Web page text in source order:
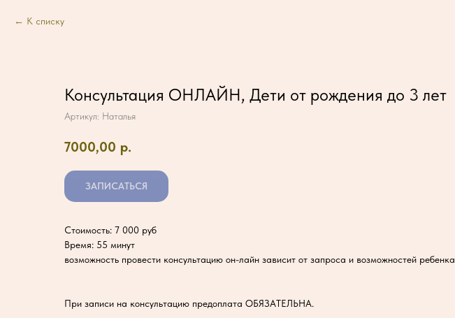
К списку
Консультация ОНЛАЙН, Дети от рождения до 3 лет
Артикул: Наталья
7000,00 р.
ЗАПИСАТЬСЯ
Стоимость: 7 000 руб
Время: 55 минут
возможность провести консультацию он-лайн зависит от запроса и возможностей ребенка
При записи на консультацию предоплата ОБЯЗАТЕЛЬНА.